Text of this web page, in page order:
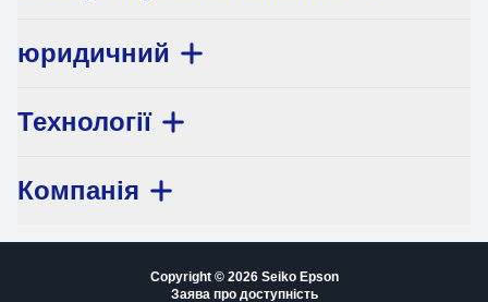
юридичний
Технології
Компанія
Copyright © 2026 Seiko Epson
Заява про доступність